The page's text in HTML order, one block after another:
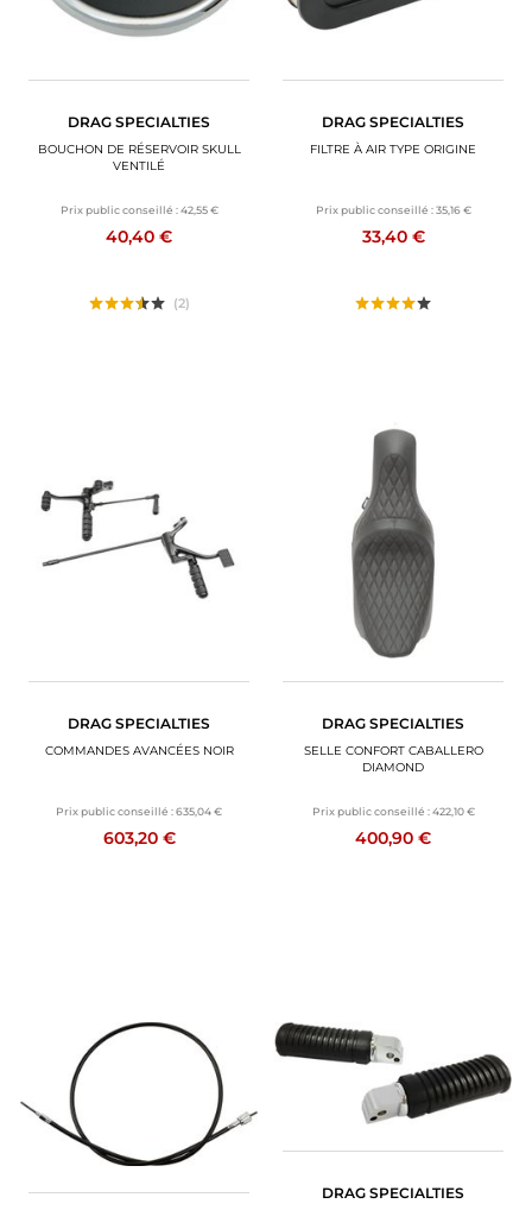
DRAG SPECIALTIES
BOUCHON DE RÉSERVOIR SKULL
VENTILÉ
Prix public conseillé : 42,55 €
40,40 €
(2)
DRAG SPECIALTIES
FILTRE À AIR TYPE ORIGINE
Prix public conseillé : 35,16 €
33,40 €
DRAG SPECIALTIES
COMMANDES AVANCÉES NOIR
Prix public conseillé :635,04 €
603,20 €
DRAG SPECIALTIES
SELLE CONFORT CABALLERO
DIAMOND
Prix public conseillé : 422,10 €
400,90 €
DRAG SPECIALTIES